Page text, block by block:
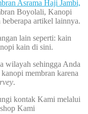
Asrama Haji Jambi,
Boyolali, Kanopi
artikel lainnya.
lain seperti: kain
kain di sini.
wilayah sehingga Anda
membran karena
.
kontak Kami melalui
Kami